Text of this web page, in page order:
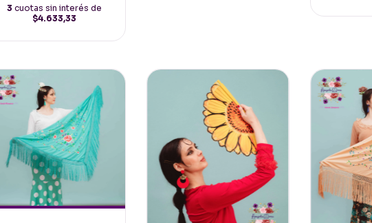
3 cuotas sin interés de
$4.633,33